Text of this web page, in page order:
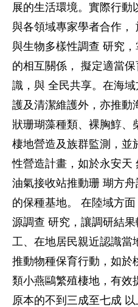
展的生活環境。實際行動
與各領域專家學者合作，
與生物多樣性調查 研究
的相互關係， 擬定適當
識，與 全民共享。在海
護及清潔維護外，亦推動
狀珊瑚藻種類、裸胸鯙、
棲地營造及族群監測，並
性營造計畫，如於永安天
油氣接收站推動珊 瑚方
的保種基地。 在陸域方
源調查 研究，讓調研結
工、在地居民親近認識當
推動物種保育行動，如於
類小燕鷗繁殖棲地，有效
原本的不到三成至七成